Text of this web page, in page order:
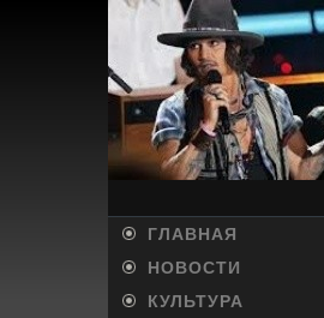
ГЛАВНАЯ
НОВОСТИ
КУЛЬТУРА